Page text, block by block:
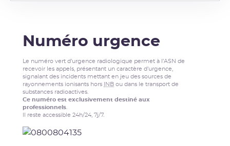
Numéro urgence
Le numéro vert d’urgence radiologique permet à l’ASN de
recevoir les appels, présentant un caractère d’urgence,
signalant des incidents mettant en jeu des sources de
rayonnements ionisants hors
INB ou dans le transport de
substances radioactives.
Ce numéro est exclusivement destiné aux
professionnels.
Il reste accessible 24h/24, 7j/7.